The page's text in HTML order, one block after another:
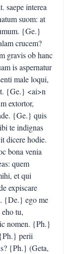
saepe interea
suom: at
{Ge.}
crucem?
gravis ob hanc
is aspernatur
male loqui,
{Ge.} <ai>n
extortor,
{Ge.} quis
te indignas
dicere hodie.
bona venia
quem
et qui
expiscare
{De.} ego me
tu,
nomen. {Ph.}
perii
{Ph.} (Geta,